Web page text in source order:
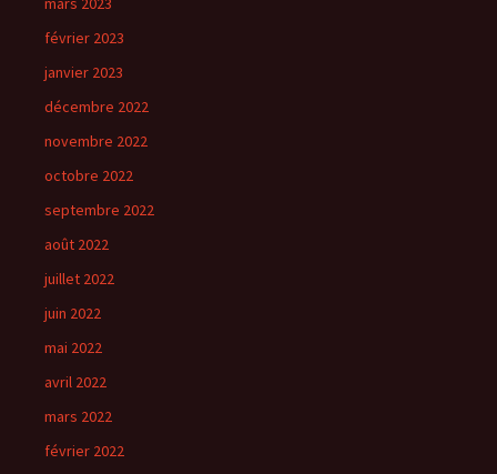
février 2023
janvier 2023
décembre 2022
novembre 2022
octobre 2022
septembre 2022
août 2022
juillet 2022
juin 2022
mai 2022
avril 2022
mars 2022
février 2022